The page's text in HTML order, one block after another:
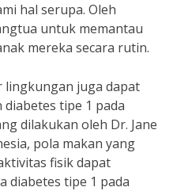
hal serupa. Oleh
untuk memantau
mereka secara rutin.
juga dapat
tipe 1 pada
dilakukan oleh Dr. Jane
pola makan yang
fisik dapat
diabetes tipe 1 pada